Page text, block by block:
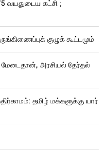
வயதுடைய கட்சி ;
குழுக் கூட்டமும்
அரசியல் தேர்தல்
தமிழ் மக்களுக்கு யார்